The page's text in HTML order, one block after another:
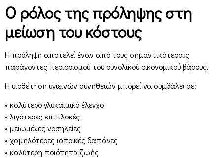
Ο ρόλος της πρόληψης στη
μείωση του κόστους
Η πρόληψη αποτελεί έναν από τους σημαντικότερους
παράγοντες περιορισμού του συνολικού οικονομικού βάρους.
Η υιοθέτηση υγιεινών συνηθειών μπορεί να συμβάλει σε:
• καλύτερο γλυκαιμικό έλεγχο
• λιγότερες επιπλοκές
• μειωμένες νοσηλείες
• χαμηλότερες ιατρικές δαπάνες
• καλύτερη ποιότητα ζωής